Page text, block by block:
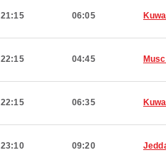
21:15 06:05
22:15 04:45
22:15 06:35
23:10 09:20